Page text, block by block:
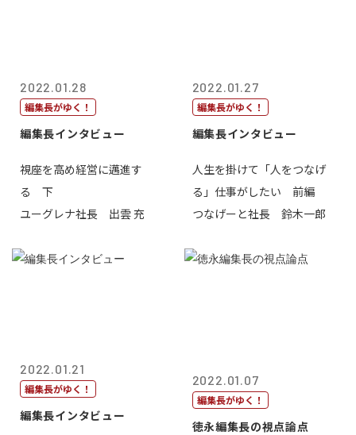
2022.01.28
編集長がゆく！
編集長インタビュー
視座を高め経営に邁進す
る 下
ユーグレナ社長 出雲 充
2022.01.27
編集長がゆく！
編集長インタビュー
人生を掛けて「人をつなげ
る」仕事がしたい 前編
つなげーと社長 鈴木一郎
2022.01.21
編集長がゆく！
編集長インタビュー
2022.01.07
編集長がゆく！
徳永編集長の視点論点